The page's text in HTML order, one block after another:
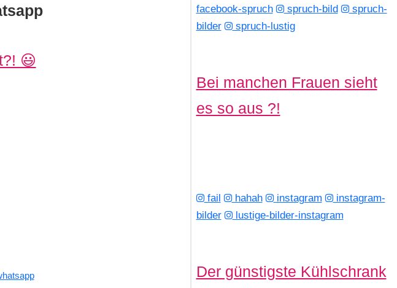
😃
facebook-spruch
spruch-bild
spruch-
bilder
spruch-lustig
Bei manchen Frauen sieht
es so aus ?!
fail hahah instagram
instagram-
bilder
lustige-bilder-instagram
Der günstigste Kühlschrank